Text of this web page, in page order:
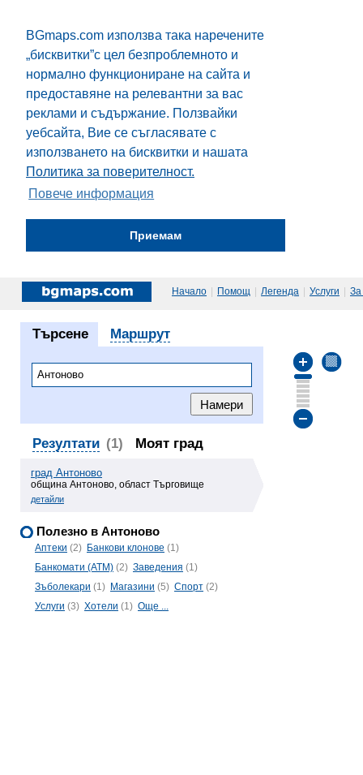
BGmaps.com използва така наречените
„бисквитки”с цел безпроблемното и
нормално функциониране на сайта и
предоставяне на релевантни за вас
реклами и съдържание. Ползвайки
уебсайта, Вие се съгласявате с
използването на бисквитки и нашата
Политика за поверителност.
Повече информация
Приемам
Начало | Помощ | Легенда | Услуги | За
Търсене Маршрут
Резултати (1) Моят град
град Антоново
община Антоново, област Търговище
детайли
Полезно в Антоново
Аптеки (2) Банкови клонове (1)
Банкомати (ATM) (2) Заведения (1)
Зъболекари (1) Магазини (5) Спорт (2)
Услуги (3) Хотели (1) Още ...